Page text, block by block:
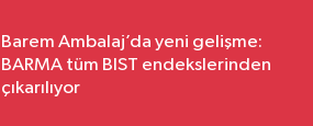
Barem Ambalaj’da yeni gelişme:
BARMA tüm BIST endekslerinden
çıkarılıyor